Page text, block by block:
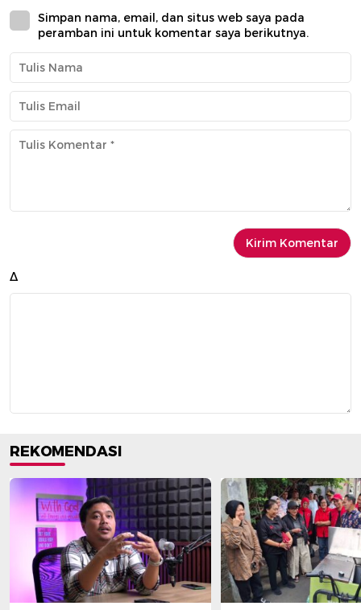
Simpan nama, email, dan situs web saya pada
peramban ini untuk komentar saya berikutnya.
Δ
REKOMENDASI